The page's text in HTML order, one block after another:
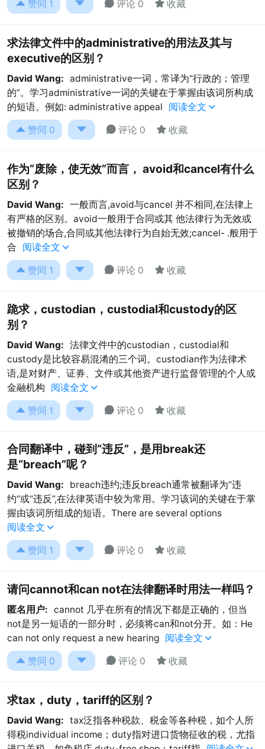
 赞同 1   评论 0  收藏
求法律文件中的administrative的用法及其与
executive的区别？
David Wang: administrative一词，常译为“行政的；管理
的”。学习administrative一词的关键在于掌握由该词所构成
的短语。例如: administrative appeal
阅读全文 
 赞同 0   评论 0  收藏
作为“废除，使无效”而言， avoid和cancel有什么
区别？
David Wang: 一般而言,avoid与cancel 并不相同,在法律上
有严格的区别。avoid一般用于合同或其 他法律行为无效或
被撤销的场合,合同或其他法律行为自始无效;cancel- .般用于
合
阅读全文 
 赞同 1   评论 0  收藏
跪求，custodian，custodial和custody的区
别？
David Wang: 法律文件中的custodian，custodial和
custody是比较容易混淆的三个词。custodian作为法律术
语,是对财产、证券、文件或其他资产进行监督管理的个人或
金融机构
阅读全文 
 赞同 1   评论 0  收藏
合同翻译中，碰到“违反”，是用break还
是“breach”呢？
David Wang:
breach违约;违反breach通常被翻译为“违
约”或“违反”,在法律英语中较为常用。学习该词的关键在于掌
握由该词所组成的短语。There are several options
阅读全文 
 赞同 1   评论 0  收藏
请问cannot和can not在法律翻译时用法一样吗？
匿名用户: cannot 几乎在所有的情况下都是正确的，但当
not是另一短语的一部分时，必须将can和not分开。如：He
can not only request a new hearing 阅读全文 
 赞同 0   评论 0  收藏
求tax，duty，tariff的区别？
David Wang: tax泛指各种税款、税金等各种税，如个人所
得税individual income；duty指对进口货物征收的税，尤指